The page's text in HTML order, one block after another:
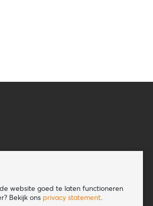
website goed te laten functioneren
Bekijk ons privacy statement.